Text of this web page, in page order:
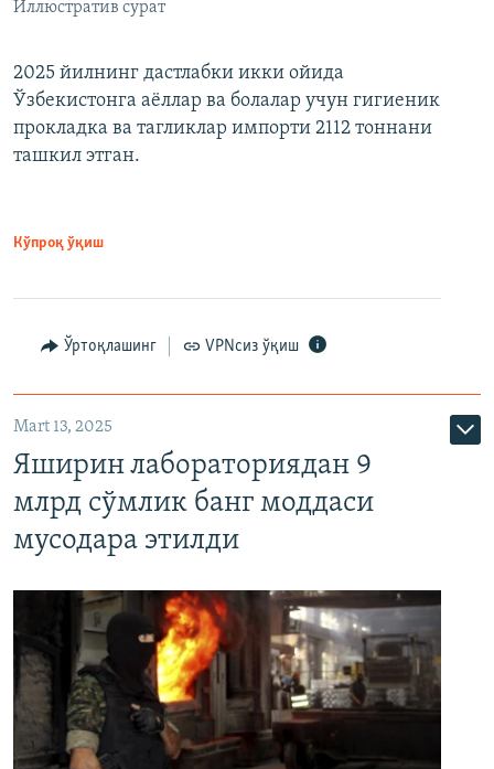
Иллюстратив сурат
2025 йилнинг дастлабки икки ойида
Ўзбекистонга аёллар ва болалар учун гигиеник
прокладка ва тагликлар импорти 2112 тоннани
ташкил этган.
Кўпроқ ўқиш
Ўртоқлашинг VPNсиз ўқиш
Mart 13, 2025
Яширин лабораториядан 9
млрд сўмлик банг моддаси
мусодара этилди